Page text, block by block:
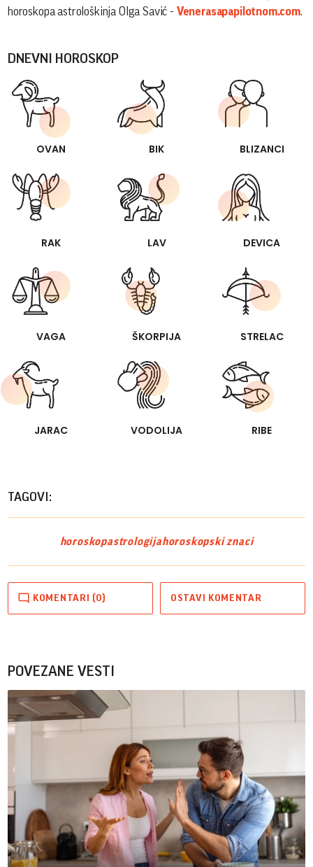
horoskopa astrološkinja Olga Savić - Venerasapapilotnom.com.
DNEVNI HOROSKOP
OVAN BIK BLIZANCI
RAK LAV DEVICA
VAGA ŠKORPIJA STRELAC
JARAC VODOLIJA RIBE
TAGOVI:
horoskopastrologijahoroskopski znaci
KOMENTARI (0) OSTAVI KOMENTAR
POVEZANE VESTI